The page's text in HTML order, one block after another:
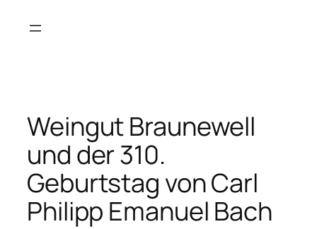
Inhalt
Weingut Braunewell
und der 310.
Geburtstag von Carl
Philipp Emanuel Bach